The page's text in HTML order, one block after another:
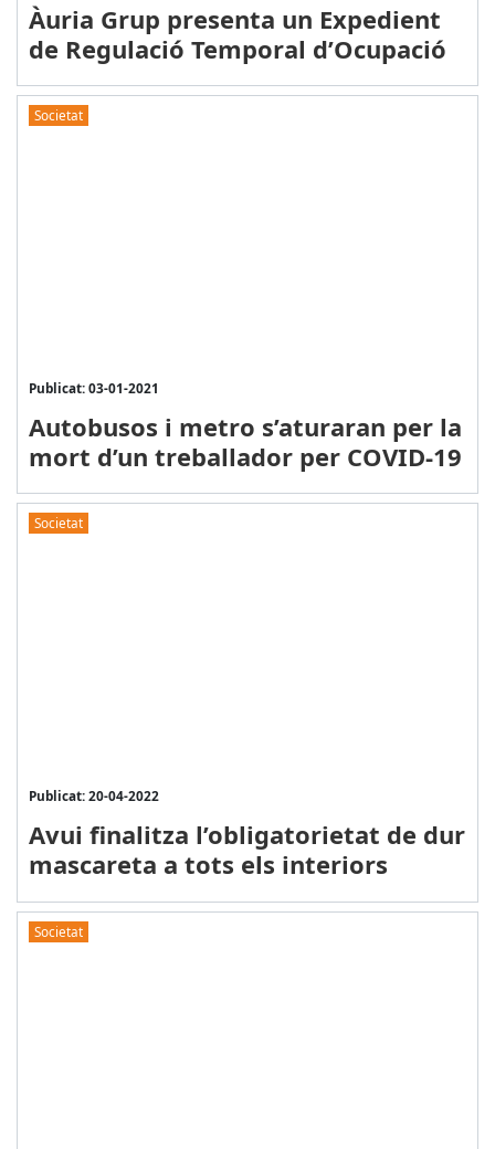
Àuria Grup presenta un Expedient
de Regulació Temporal d’Ocupació
Societat
Publicat: 03-01-2021
Autobusos i metro s’aturaran per la
mort d’un treballador per COVID-19
Societat
Publicat: 20-04-2022
Avui finalitza l’obligatorietat de dur
mascareta a tots els interiors
Societat